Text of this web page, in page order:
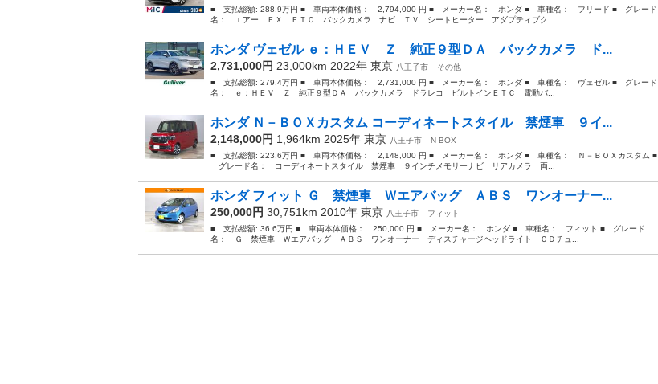
■ 支払総額: 288.9万円 ■ 車両本体価格： 2,794,000 円 ■ メーカー名： ホンダ ■ 車種名： フリード ■ グレード
名： エアー ＥＸ ＥＴＣ バックカメラ ナビ ＴＶ シートヒーター アダプティブク...
ホンダ ヴェゼル ｅ：ＨＥＶ Ｚ 純正９型ＤＡ バックカメラ ド...
2,731,000円 23,000km 2022年 東京 八王子市
その他
■ 支払総額: 279.4万円 ■ 車両本体価格： 2,731,000 円 ■ メーカー名： ホンダ ■ 車種名： ヴェゼル ■ グレード
名： ｅ：ＨＥＶ Ｚ 純正９型ＤＡ バックカメラ ドラレコ ビルトインＥＴＣ 電動バ...
ホンダ Ｎ－ＢＯＸカスタム コーディネートスタイル 禁煙車 ９イ...
2,148,000円 1,964km 2025年 東京 八王子市
N-BOX
■ 支払総額: 223.6万円 ■ 車両本体価格： 2,148,000 円 ■ メーカー名： ホンダ ■ 車種名： Ｎ－ＢＯＸカスタム ■
グレード名： コーディネートスタイル 禁煙車 ９インチメモリーナビ リアカメラ 両...
ホンダ フィット Ｇ 禁煙車 Ｗエアバッグ ＡＢＳ ワンオーナー...
250,000円 30,751km 2010年 東京 八王子市
フィット
■ 支払総額: 36.6万円 ■ 車両本体価格： 250,000 円 ■ メーカー名： ホンダ ■ 車種名： フィット ■ グレード
名： Ｇ 禁煙車 Ｗエアバッグ ＡＢＳ ワンオーナー ディスチャージヘッドライト ＣＤチュ...